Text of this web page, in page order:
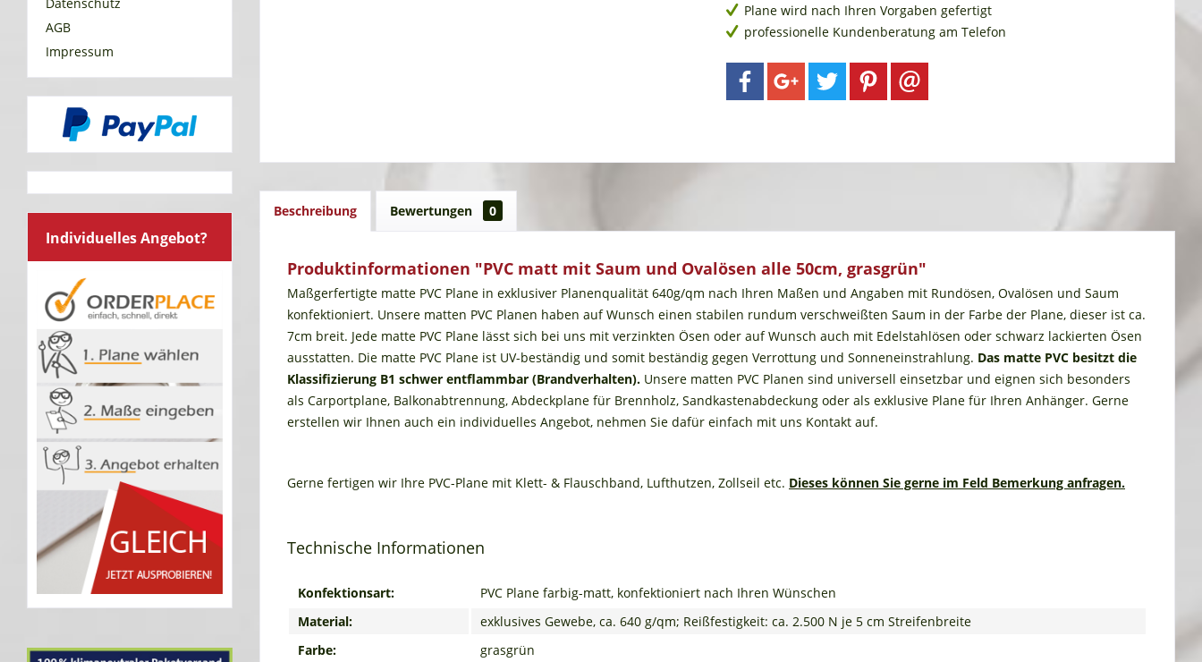
AGB
Impressum
Individuelles Angebot?
Plane wird nach Ihren Vorgaben gefertigt
professionelle Kundenberatung am Telefon
Beschreibung Bewertungen 0
Produktinformationen "PVC matt mit Saum und Ovalösen alle 50cm, grasgrün"
Maßgerfertigte matte PVC Plane in exklusiver Planenqualität 640g/qm nach Ihren Maßen und Angaben mit Rundösen, Ovalösen und Saum
konfektioniert. Unsere matten PVC Planen haben auf Wunsch einen stabilen rundum verschweißten Saum in der Farbe der Plane, dieser ist ca.
7cm breit. Jede matte PVC Plane lässt sich bei uns mit verzinkten Ösen oder auf Wunsch auch mit Edelstahlösen oder schwarz lackierten Ösen
ausstatten. Die matte PVC Plane ist UV-beständig und somit beständig gegen Verrottung und Sonneneinstrahlung. Das matte PVC besitzt die
Klassifizierung B1 schwer entflammbar (Brandverhalten). Unsere matten PVC Planen sind universell einsetzbar und eignen sich besonders
als Carportplane, Balkonabtrennung, Abdeckplane für Brennholz, Sandkastenabdeckung oder als exklusive Plane für Ihren Anhänger. Gerne
erstellen wir Ihnen auch ein individuelles Angebot, nehmen Sie dafür einfach mit uns Kontakt auf.
Gerne fertigen wir Ihre PVC-Plane mit Klett- & Flauschband, Lufthutzen, Zollseil etc. Dieses können Sie gerne im Feld Bemerkung anfragen.
Technische Informationen
Konfektionsart:
PVC Plane farbig-matt, konfektioniert nach Ihren Wünschen
Material:
exklusives Gewebe, ca. 640 g/qm; Reißfestigkeit: ca. 2.500 N je 5 cm Streifenbreite
Farbe:
grasgrün